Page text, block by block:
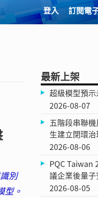
登入 訂閱電
別
型。
最新上架
超級模型預
2026-08-07
五階段串聯
生建立閉環治
2026-08-06
PQC
議企業後量
2026-08-05